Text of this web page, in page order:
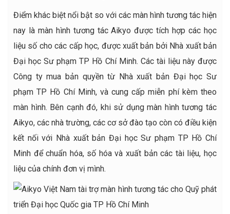
Điểm khác biệt nổi bật so với các màn hình tương tác hiện
nay là màn hình tương tác Aikyo được tích hợp các học
liệu số cho các cấp học, được xuất bản bởi Nhà xuất bản
Đại học Sư phạm TP Hồ Chí Minh. Các tài liệu này được
Công ty mua bản quyền từ Nhà xuất bản Đại học Sư
phạm TP Hồ Chí Minh, và cung cấp miễn phí kèm theo
màn hình. Bên cạnh đó, khi sử dụng màn hình tương tác
Aikyo, các nhà trường, các cơ sở đào tạo còn có điều kiện
kết nối với Nhà xuất bản Đại học Sư phạm TP Hồ Chí
Minh để chuẩn hóa, số hóa và xuất bản các tài liệu, học
liệu của chính đơn vị mình.